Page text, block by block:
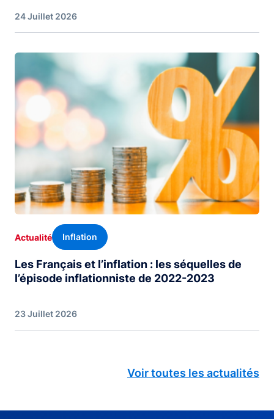
24 Juillet 2026
Image
Actualité Inflation
Les Français et l’inflation : les séquelles de
l’épisode inflationniste de 2022-2023
23 Juillet 2026
Voir toutes les actualités